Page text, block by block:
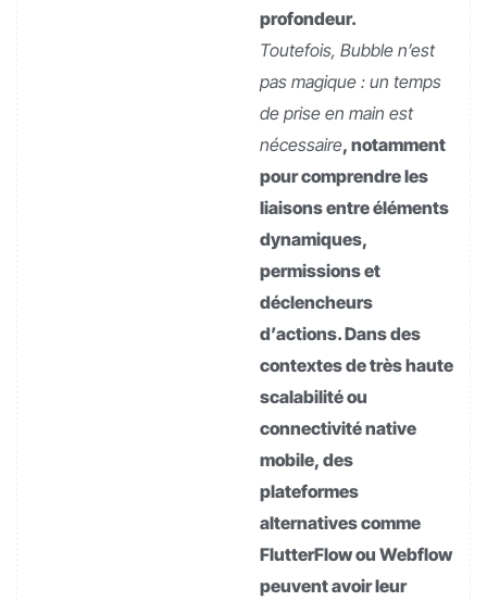
profondeur.
Toutefois, Bubble n’est
pas magique : un temps
de prise en main est
nécessaire, notamment
pour comprendre les
liaisons entre éléments
dynamiques,
permissions et
déclencheurs
d’actions. Dans des
contextes de très haute
scalabilité ou
connectivité native
mobile, des
plateformes
alternatives comme
FlutterFlow ou Webflow
peuvent avoir leur